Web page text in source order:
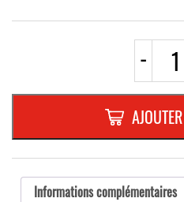
-
AVEC
110x3
x
1000
mm
FIXE,
Informations complémentaires